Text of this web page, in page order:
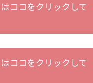
ココをクリックして
ココをクリックして